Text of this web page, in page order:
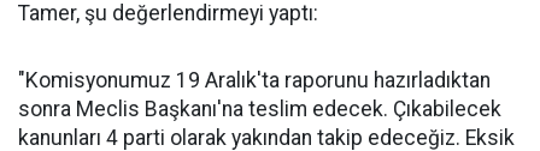
Tamer, şu değerlendirmeyi yaptı:
"Komisyonumuz 19 Aralık'ta raporunu hazırladıktan
sonra Meclis Başkanı'na teslim edecek. Çıkabilecek
kanunları 4 parti olarak yakından takip edeceğiz. Eksik